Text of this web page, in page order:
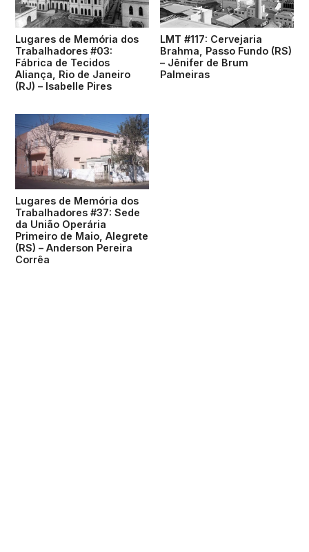
Lugares de Memória dos
Trabalhadores #03:
Fábrica de Tecidos
Aliança, Rio de Janeiro
(RJ) – Isabelle Pires
LMT #117: Cervejaria
Brahma, Passo Fundo (RS)
– Jênifer de Brum
Palmeiras
Lugares de Memória dos
Trabalhadores #37: Sede
da União Operária
Primeiro de Maio, Alegrete
(RS) – Anderson Pereira
Corrêa